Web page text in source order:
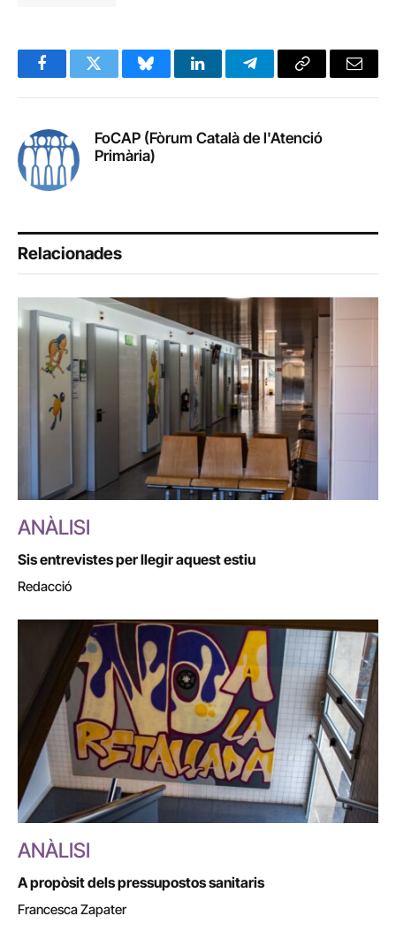
FacebookTwitter BlueskyLinkedInTelegramCopy
Email
FoCAP (Fòrum Català de l'Atenció
Primària)
Relacionades
ANÀLISI
Sis entrevistes per llegir aquest estiu
Redacció
ANÀLISI
A propòsit dels pressupostos sanitaris
Francesca Zapater